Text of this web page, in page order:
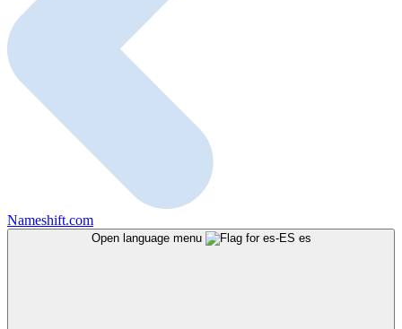
Nameshift.com
Open language menu es